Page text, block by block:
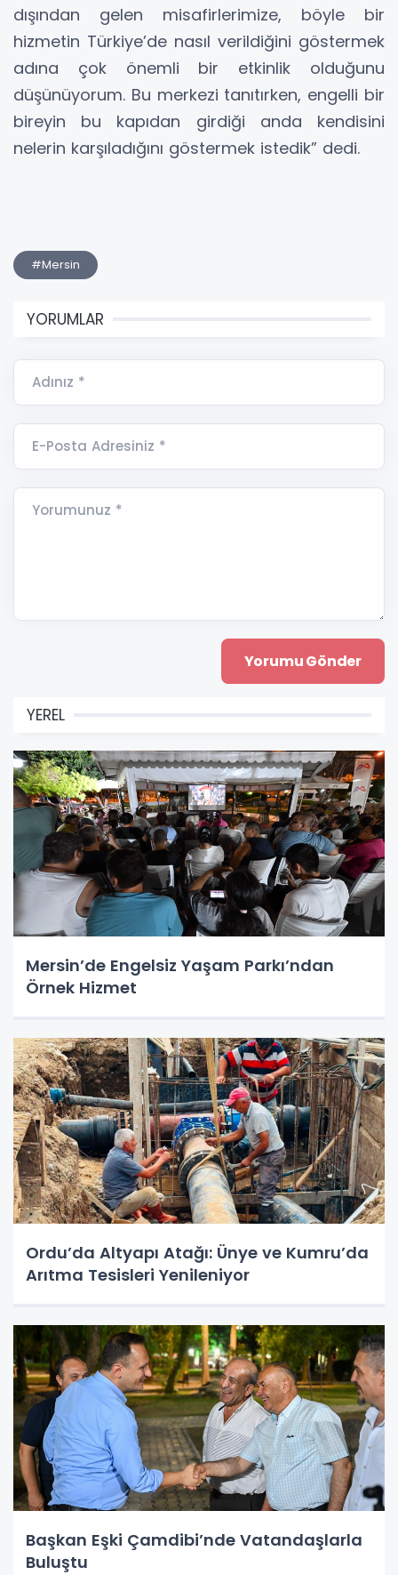
dışından gelen misafirlerimize, böyle bir
hizmetin Türkiye’de nasıl verildiğini göstermek
adına çok önemli bir etkinlik olduğunu
düşünüyorum. Bu merkezi tanıtırken, engelli bir
bireyin bu kapıdan girdiği anda kendisini
nelerin karşıladığını göstermek istedik” dedi.
#Mersin
YORUMLAR
Adınız *
E-Posta Adresiniz *
Yorumunuz *
YEREL
Mersin’de Engelsiz Yaşam Parkı’ndan
Örnek Hizmet
Ordu’da Altyapı Atağı: Ünye ve Kumru’da
Arıtma Tesisleri Yenileniyor
Başkan Eşki Çamdibi’nde Vatandaşlarla
Buluştu